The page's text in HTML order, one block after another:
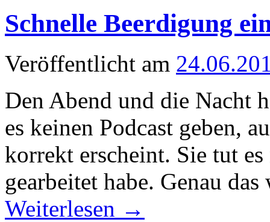
Schnelle Beerdigung
Veröffentlicht am
Den Abend und die Nacht
es keinen Podcast geben,
korrekt erscheint. Sie tut
gearbeitet habe. Genau
Weiterlesen →